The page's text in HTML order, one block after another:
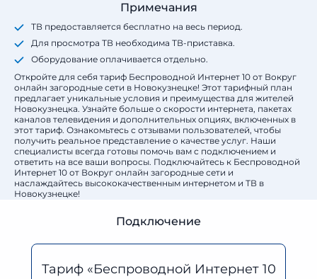
Примечания
ТВ предоставляется бесплатно на весь период.
Для просмотра ТВ необходима ТВ-приставка.
Оборудование оплачивается отдельно.
Откройте для себя тариф Беспроводной Интернет 10 от Вокруг
онлайн загородные сети в Новокузнецке! Этот тарифный план
предлагает уникальные условия и преимущества для жителей
Новокузнецка. Узнайте больше о скорости интернета, пакетах
каналов телевидения и дополнительных опциях, включенных в
этот тариф. Ознакомьтесь с отзывами пользователей, чтобы
получить реальное представление о качестве услуг. Наши
специалисты всегда готовы помочь вам с подключением и
ответить на все ваши вопросы. Подключайтесь к Беспроводной
Интернет 10 от Вокруг онлайн загородные сети и
наслаждайтесь высококачественным интернетом и ТВ в
Новокузнецке!
Подключение
Тариф «Беспроводной Интернет 10